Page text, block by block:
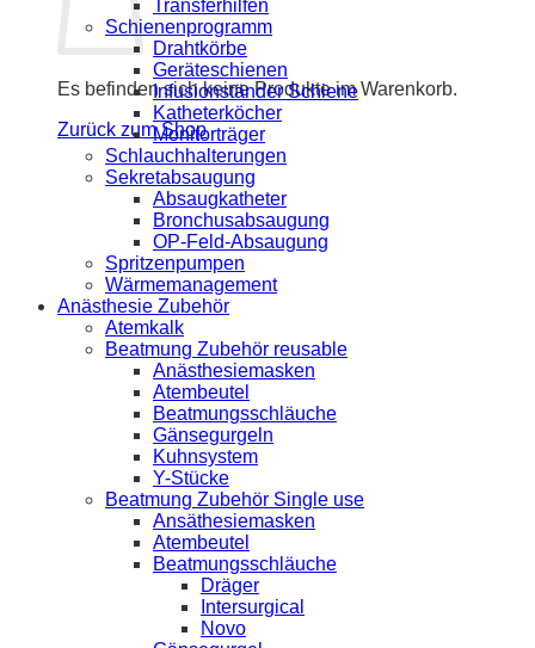
Es befinden sich keine Produkte im Warenkorb.
Zurück zum Shop
Transferhilfen
Schienenprogramm
Drahtkörbe
Geräteschienen
Infusionständer Schiene
Katheterköcher
Monitorträger
Schlauchhalterungen
Sekretabsaugung
Absaugkatheter
Bronchusabsaugung
OP-Feld-Absaugung
Spritzenpumpen
Wärmemanagement
Anästhesie Zubehör
Atemkalk
Beatmung Zubehör reusable
Anästhesiemasken
Atembeutel
Beatmungsschläuche
Gänsegurgeln
Kuhnsystem
Y-Stücke
Beatmung Zubehör Single use
Ansäthesiemasken
Atembeutel
Beatmungsschläuche
Dräger
Intersurgical
Novo